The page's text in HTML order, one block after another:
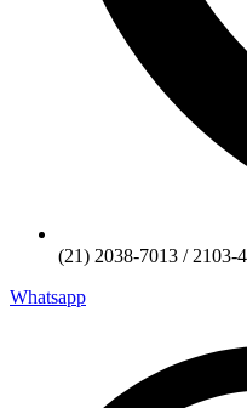
(21) 2038-7013 / 2103-
Whatsapp